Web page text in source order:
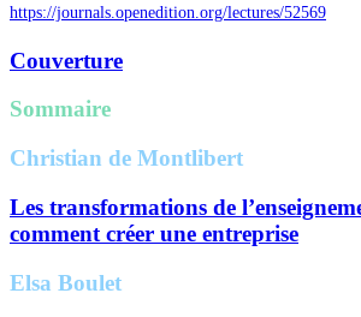
https://journals.openedition.org/lectures/52569
Couverture
Sommaire
Christian de Montlibert
Les transformations de
comment créer une entreprise
Elsa Boulet